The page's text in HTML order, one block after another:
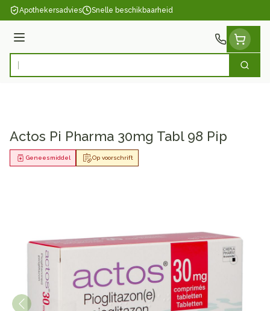
Ga naar de inhoud
Apothekersadvies Snelle beschikbaarheid
Menu
Product, merk, categorie... Zoek
Actos Pi Pharma 30mg Tabl 98 Pip
Op voorschrift
Geneesmiddel